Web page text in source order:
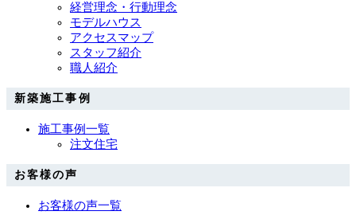
経営理念・行動理念
モデルハウス
アクセスマップ
スタッフ紹介
職人紹介
新築施工事例
施工事例一覧
注文住宅
お客様の声
お客様の声一覧